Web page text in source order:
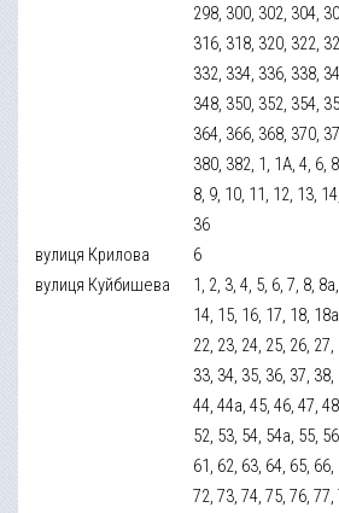
298, 300, 302, 304,
316, 318, 320, 322,
332, 334, 336, 338,
348, 350, 352, 354,
364, 366, 368, 370,
380, 382, 1, 1А, 4, 6,
8, 9, 10, 11, 12, 13,
36
вулиця Крилова 6
вулиця Куйбишева
1, 2, 3, 4, 5, 6, 7, 8,
14, 15, 16, 17, 18,
22, 23, 24, 25, 26,
33, 34, 35, 36, 37,
44, 44а, 45, 46, 47,
52, 53, 54, 54а, 55,
61, 62, 63, 64, 65,
72, 73, 74, 75, 76,